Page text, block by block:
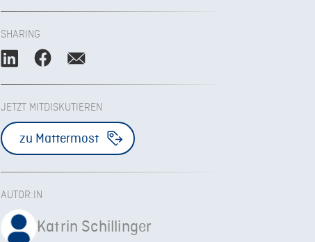
SHARING
JETZT MITDISKUTIEREN
zu Mattermost
AUTOR:IN
Katrin Schillinger